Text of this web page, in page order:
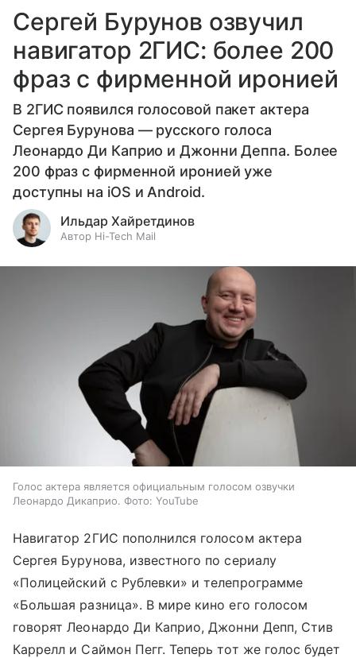
Сергей Бурунов озвучил
навигатор 2ГИС: более 200
фраз с фирменной иронией
В 2ГИС появился голосовой пакет актера
Сергея Бурунова — русского голоса
Леонардо Ди Каприо и Джонни Деппа. Более
200 фраз с фирменной иронией уже
доступны на iOS и Android.
Ильдар Хайретдинов
Автор Hi-Tech Mail
Голос актера является официальным голосом озвучки
Леонардо Дикаприо. Фото: YouTube
Навигатор 2ГИС пополнился голосом актера
Сергея Бурунова, известного по сериалу
«Полицейский с Рублевки» и телепрограмме
«Большая разница». В мире кино его голосом
говорят Леонардо Ди Каприо, Джонни Депп, Стив
Каррелл и Саймон Пегг. Теперь тот же голос будет